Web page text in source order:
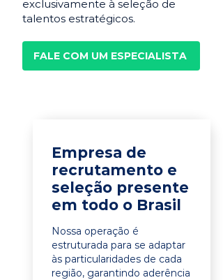
exclusivamente à seleção de
talentos estratégicos.
FALE COM UM ESPECIALISTA
Empresa de
recrutamento e
seleção presente
em todo o Brasil
Nossa operação é
estruturada para se adaptar
às particularidades de cada
região, garantindo aderência